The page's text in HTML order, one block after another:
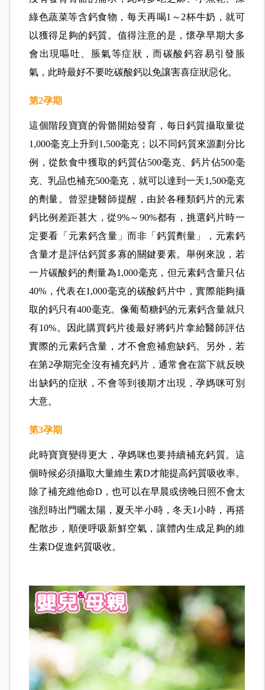
綠色蔬菜等含鈣食物，每天再喝1～2杯牛奶，就可
以獲得足夠的鈣質。值得注意的是，懷孕早期大多
會出現嘔吐、脹氣等症狀，而碳酸鈣容易引發脹
氣，此時最好不要吃碳酸鈣以免讓害喜症狀惡化。
第2孕期
這個階段寶寶的骨骼開始發育，每日鈣質攝取量從
1,000毫克上升到1,500毫克；以不同鈣質來源劃分比
例，從飲食中獲取的鈣質佔500毫克、鈣片佔500毫
克、乳品也補充500毫克，就可以達到一天1,500毫克
的劑量。曾翌捷醫師提醒，由於各種類鈣片的元素
鈣比例差距甚大，從9%～90%都有，挑選鈣片時一
定要看「元素鈣含量」而非「鈣質劑量」，元素鈣
含量才是評估鈣質多寡的關鍵要素。舉例來說，若
一片碳酸鈣的劑量為1,000毫克，但元素鈣含量只佔
40%，代表在1,000毫克的碳酸鈣片中，實際能夠攝
取的鈣只有400毫克。像葡萄糖鈣的元素鈣含量就只
有10%。因此購買鈣片後最好將鈣片拿給醫師評估
實際的元素鈣含量，才不會愈補愈缺鈣。另外，若
在第2孕期完全沒有補充鈣片，通常會在當下就反映
出缺鈣的症狀，不會等到後期才出現，孕媽咪可別
大意。
第3孕期
此時寶寶變得更大，孕媽咪也要持續補充鈣質。這
個時候必須攝取大量維生素D才能提高鈣質吸收率。
除了補充維他命D，也可以在早晨或傍晚日照不會太
強烈時出門曬太陽，夏天半小時，冬天1小時，再搭
配散步，順便呼吸新鮮空氣，讓體內生成足夠的維
生素D促進鈣質吸收。